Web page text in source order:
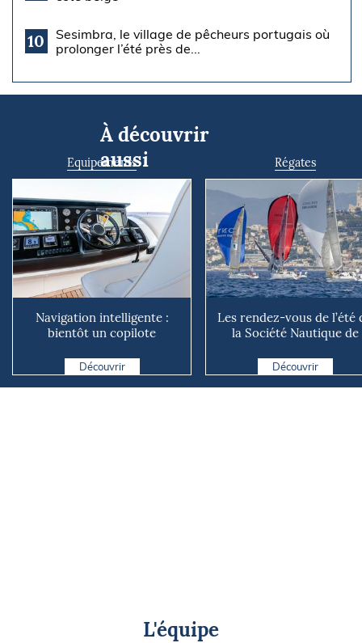
10
Sesimbra, le village de pêcheurs portugais où
prolonger l’été près de...
À découvrir
aussi
Equipements
Navigation intelligente :
bientôt un copilote
Découvrir
Régates
Les rendez-vous de l’été
la Société Nautique de
Découvrir
L'équipe